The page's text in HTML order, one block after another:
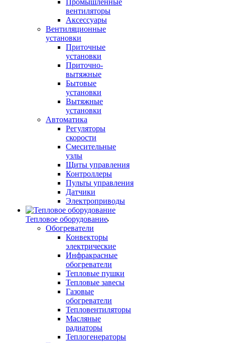
Промышленные
вентиляторы
Аксессуары
Вентиляционные
установки
Приточные
установки
Приточно-
вытяжные
Бытовые
установки
Вытяжные
установки
Автоматика
Регуляторы
скорости
Смесительные
узлы
Щиты управления
Контроллеры
Пульты управления
Датчики
Электроприводы
Тепловое оборудование
Обогреватели
Конвекторы
электрические
Инфракрасные
обогреватели
Тепловые пушки
Тепловые завесы
Газовые
обогреватели
Тепловентиляторы
Масляные
радиаторы
Теплогенераторы